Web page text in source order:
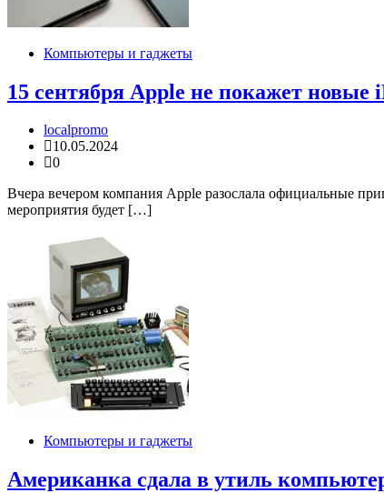
Компьютеры и гаджеты
15 сентября Apple не покажет новые
localpromo
10.05.2024
0
Вчера вечером компания Apple разослала официальные
мероприятия будет […]
Компьютеры и гаджеты
Американка сдала в утиль